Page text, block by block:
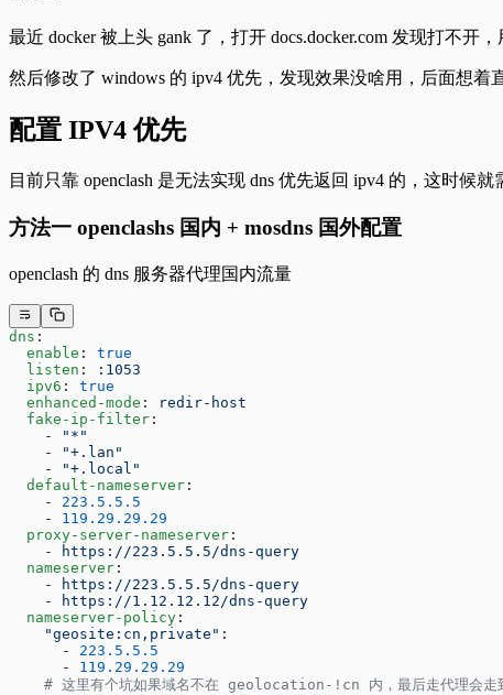
最近 docker 被上头 gank 了，打开 docs.docker.com 发现打不开
然后修改了 windows 的 ipv4 优先，发现效果没啥用，后面想着
配置 IPV4 优先
目前只靠 openclash 是无法实现 dns 优先返回 ipv4 的，这时候就
方法一 openclashs 国内 + mosdns 国外配置
openclash 的 dns 服务器代理国内流量
dns :
  enable
: true
  listen
:
:1053
  ipv6
: true
  enhanced-mode
:
redir-host
  fake-ip-filter
:
    -
"*"
    -
"+.lan"
    -
"+.local"
  default-nameserver
:
    -
223.5.5.5
    -
119.29.29.29
  proxy-server-nameserver
:
    -
https://223.5.5.5/dns-query
  nameserver
:
    -
https://223.5.5.5/dns-query
    -
https://1.12.12.12/dns-query
  nameserver-policy
:
    "geosite:cn,private"
:
      -
223.5.5.5
      -
119.29.29.29
# 这里有个坑如果域名不在 geolocation-!cn 内，最后走代理